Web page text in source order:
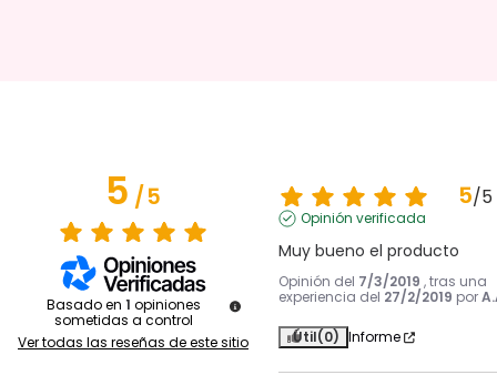
5/5
Basado en 1 opiniones
sometidas a control
Ver todas las reseñas de este sitio
5/5
Opinión verificada
Muy bueno el producto
Opinión del 7/3/2019 , tras una
experiencia del 27/2/2019 por
Útil(0) Informe